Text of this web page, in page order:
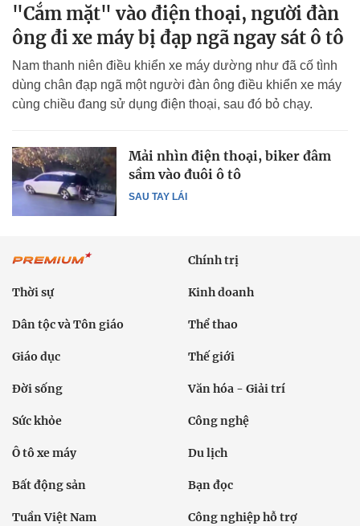
"Cắm mặt" vào điện thoại, người đàn
ông đi xe máy bị đạp ngã ngay sát ô tô
Nam thanh niên điều khiển xe máy dường như đã cố tình
dùng chân đạp ngã một người đàn ông điều khiển xe máy
cùng chiều đang sử dụng điện thoại, sau đó bỏ chạy.
SAU TAY LÁI
Mải nhìn điện thoại, biker đâm
sầm vào đuôi ô tô
Chính trị
Thời sự Kinh doanh
Dân tộc và Tôn giáo Thể thao
Giáo dục Thế giới
Đời sống Văn hóa - Giải trí
Sức khỏe Công nghệ
Ô tô xe máy Du lịch
Bất động sản Bạn đọc
Tuần Việt Nam Công nghiệp hỗ trợ